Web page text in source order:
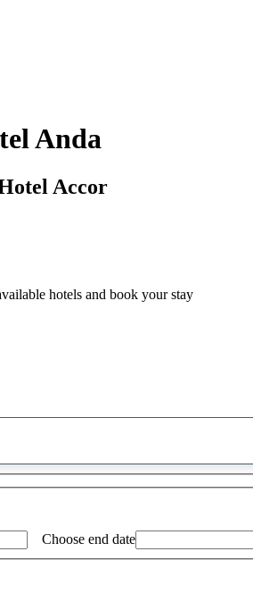
Anda
Accor
hotels and book your stay
Choose end date